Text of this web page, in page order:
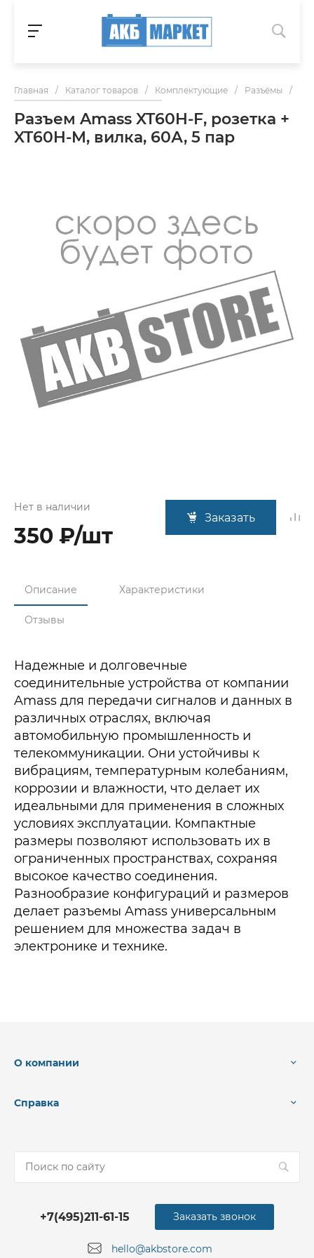
Главная / Каталог товаров / Комплектующие / Разъёмы /
Разъем Amass XT60H-F, розетка +
XT60H-M, вилка, 60А, 5 пар
Нет в наличии
350 ₽/шт
Заказать
Описание Характеристики
Отзывы
Надежные и долговечные
соединительные устройства от компании
Amass для передачи сигналов и данных в
различных отраслях, включая
автомобильную промышленность и
телекоммуникации. Они устойчивы к
вибрациям, температурным колебаниям,
коррозии и влажности, что делает их
идеальными для применения в сложных
условиях эксплуатации. Компактные
размеры позволяют использовать их в
ограниченных пространствах, сохраняя
высокое качество соединения.
Разнообразие конфигураций и размеров
делает разъемы Amass универсальным
решением для множества задач в
электронике и технике.
О компании
Справка
+7(495)211-61-15
hello@akbstore.com
Заказать звонок